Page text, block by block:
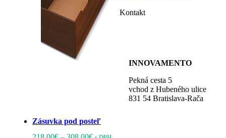
Zásuvka pod posteľ
Kontakt
INNOVAMENTO
Pekná cesta 5
vchod z Hubeného ulice
831 54 Bratislava-Rača